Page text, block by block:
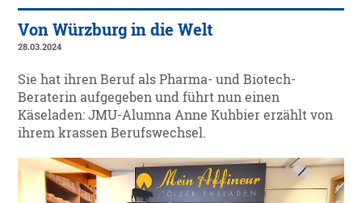
Von Würzburg in die Welt
28.03.2024
Sie hat ihren Beruf als Pharma- und Biotech-
Beraterin aufgegeben und führt nun einen
Käseladen: JMU-Alumna Anne Kuhbier erzählt von
ihrem krassen Berufswechsel.